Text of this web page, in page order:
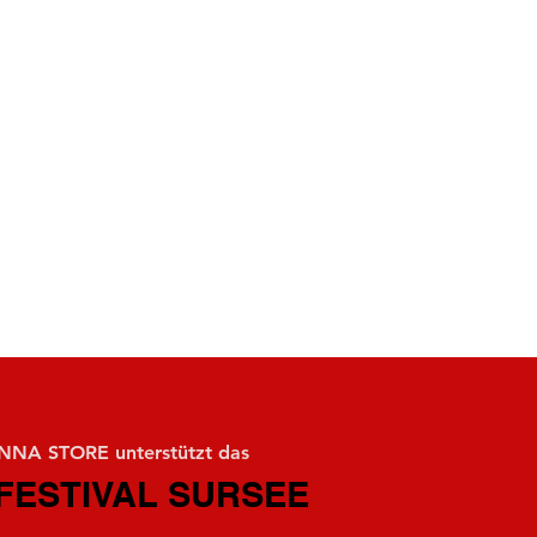
STORE unterstützt das
SURSEE
SURSEE